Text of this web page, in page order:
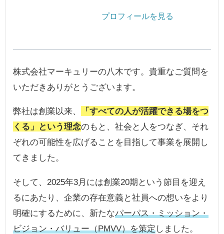
材採用では会社の成長に貢献できるよう
の向上や外部との円滑なコミュニケーシ
ョンをサポートし、会社の認知度向上に
努めている。
プロフィールを見る
株式会社マーキュリーの八木です。貴重なご質問を
いただきありがとうございます。
弊社は創業以来、
「すべての人が活躍できる場をつ
くる」という理念のもと、社会と人をつなぎ、それ
ぞれの可能性を広げることを目指して事業を展開し
てきました。
そして、2025年3月には創業20期という節目を迎え
るにあたり、企業の存在意義と社員への想いをより
明確にするために、新たなパーパス・ミッション・
ビジョン・バリュー（PMVV）を策定しました。